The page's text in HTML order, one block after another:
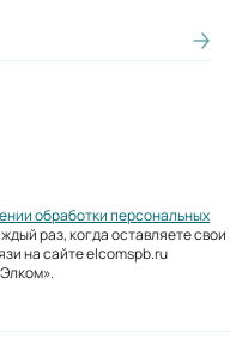
обработки персональных
раз, когда оставляете свои
на сайте elcomspb.ru